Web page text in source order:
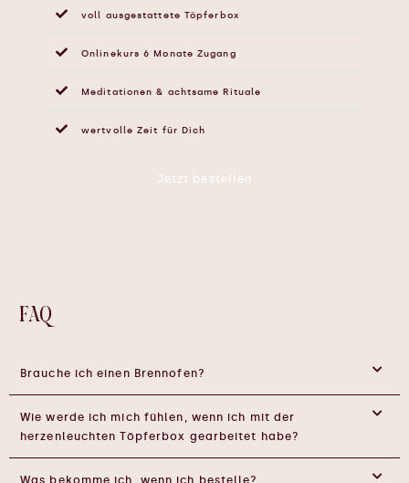
voll ausgestattete Töpferbox
Onlinekurs 6 Monate Zugang
Meditationen & achtsame Rituale
wertvolle Zeit für Dich
Jetzt bestellen
FAQ
Brauche ich einen Brennofen?
Wie werde ich mich fühlen, wenn ich mit der
herzenleuchten Töpferbox gearbeitet habe?